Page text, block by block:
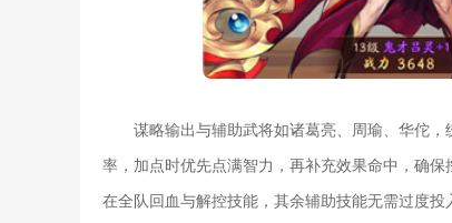
谋略输出与辅助武将如诸葛亮、周瑜、华佗
率，加点时优先点满智力，再补充效果命中，确
在全队回血与解控技能，其余辅助技能无需过度